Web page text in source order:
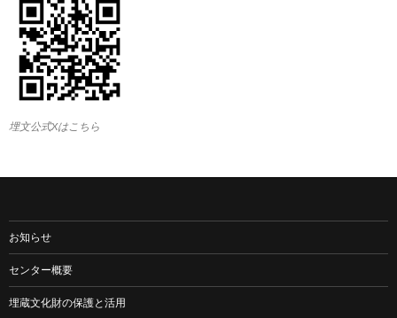
埋文公式Xはこちら
お知らせ
センター概要
埋蔵文化財の保護と活用